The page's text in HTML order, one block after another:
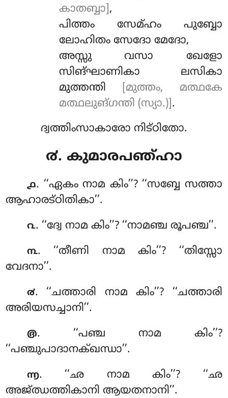
കാതബ്ബാ] ,
പിത്തം സേമ്ഹം പുബ്ബോ
ലോഹിതം സേദോ മേദോ,
അസ്സു വസാ ഖേളോ
സിങ്ഘാണികാ ലസികാ
മുത്തന്തി
[മുത്തം, മത്ഥകേ
മത്ഥലുങ്ഗന്തി (സ്യാ.)] .
ദ്വത്തിംസാകാരോ നിട്ഠിതോ.
൪. കുമാരപഞ്ഹാ
൧. ‘‘ഏകംനാമ കിം’’? ‘‘സബ്ബേ സത്താ
ആഹാരട്ഠിതികാ’’.
൨. ‘‘ദ്വേ നാമ കിം’’? ‘‘നാമഞ്ച രൂപഞ്ച’’.
൩. ‘‘തീണി നാമ കിം’’? ‘‘തിസ്സോ
വേദനാ’’.
൪. ‘‘ചത്താരി നാമ കിം’’? ‘‘ചത്താരി
അരിയസച്ചാനി’’.
൫. ‘‘പഞ്ച നാമ കിം’’?
‘‘പഞ്ചുപാദാനക്ഖന്ധാ’’.
൬. ‘‘ഛ നാമ കിം’’? ‘‘ഛ
അജ്ഝത്തികാനി ആയതനാനി’’.